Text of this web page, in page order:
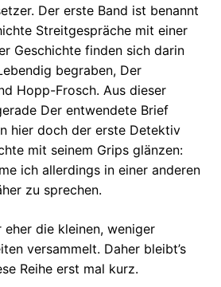
Der erste Band ist benannt
Streitgespräche mit einer
Geschichte finden sich darin
begraben, Der
Hopp-Frosch. Aus dieser
Der entwendete Brief
hier doch der erste Detektiv
mit seinem Grips glänzen:
ich allerdings in einer anderen
zu sprechen.
eher die kleinen, weniger
versammelt. Daher bleibt’s
Reihe erst mal kurz.